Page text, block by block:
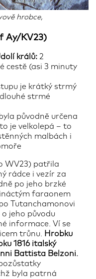
hrobce,
Ay/KV23)
králů: 2
cestě (asi 3 minuty
je krátký strmý
strmé
původně určena
je velkolepá – to
malbách i
WV23) patřila
rádce i vezír za
po jeho brzké
faraonem
Tutanchamonovi
jeho původu
informace. Ví se
trůnu. Hrobku
1816 italský
Battista Belzoni.
byla patrná